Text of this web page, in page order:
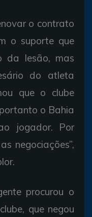
o contrato
o suporte que
da lesão, mas
do atleta
que o clube
o Bahia
jogador. Por
negociações”,
procurou o
que negou